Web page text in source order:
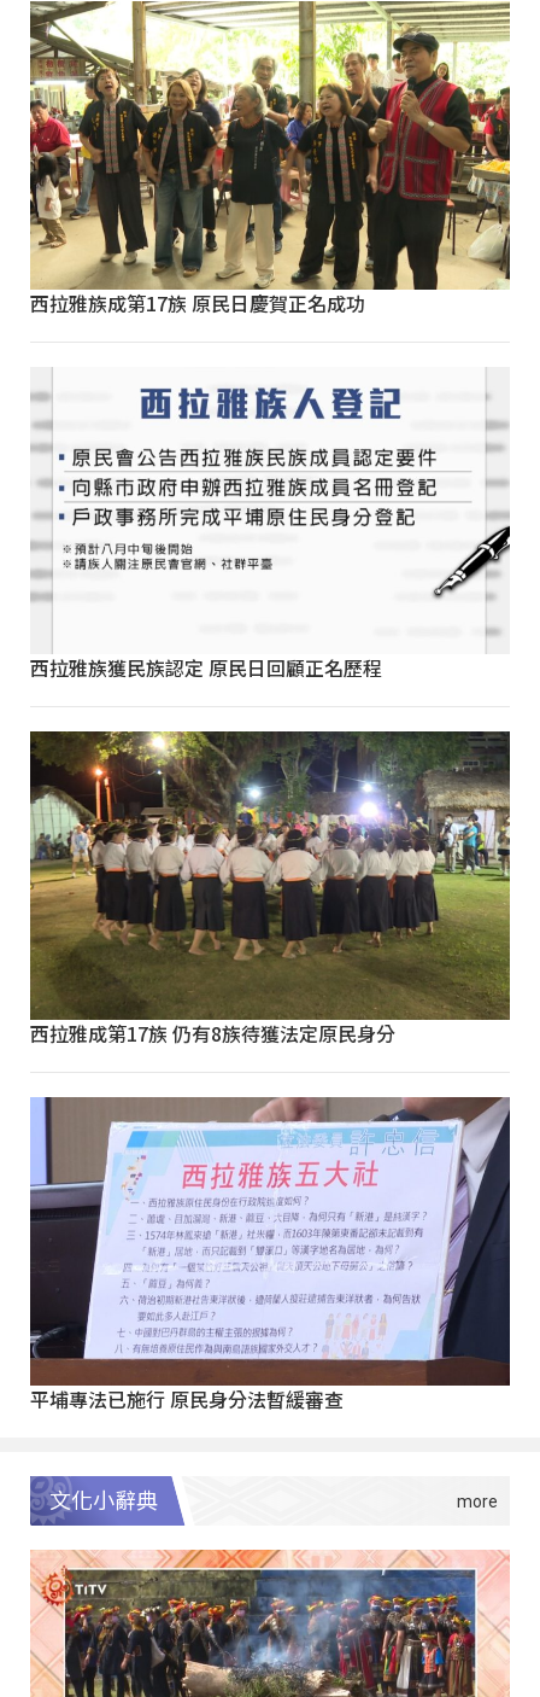
西拉雅族成第17族 原民日慶賀正名成功
西拉雅族獲民族認定 原民日回顧正名歷程
西拉雅成第17族 仍有8族待獲法定原民身分
平埔專法已施行 原民身分法暫緩審查
文化小辭典